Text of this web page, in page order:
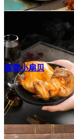
蒜蓉小扇贝